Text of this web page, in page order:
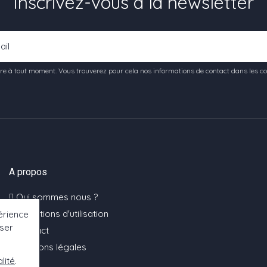
à tout moment. Vous trouverez pour cela nos informations de contact dans les
A propos
Qui sommes nous ?
Conditions d'utilisation
Contact
Mentions légales
.